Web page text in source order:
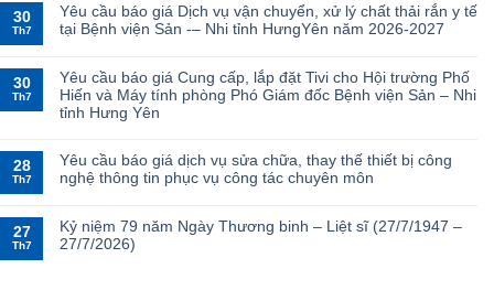
30
Th7
Yêu cầu báo giá Dịch vụ vận chuyển, xử lý chất thải rắn y tế
tại Bệnh viện Sản -– Nhi tỉnh HưngYên năm 2026-2027
30
Th7
Yêu cầu báo giá Cung cấp, lắp đặt Tivi cho Hội trường Phố
Hiến và Máy tính phòng Phó Giám đốc Bệnh viện Sản – Nhi
tỉnh Hưng Yên
28
Th7
Yêu cầu báo giá dịch vụ sửa chữa, thay thế thiết bị công
nghệ thông tin phục vụ công tác chuyên môn
27
Th7
Kỷ niệm 79 năm Ngày Thương binh – Liệt sĩ (27/7/1947 –
27/7/2026)